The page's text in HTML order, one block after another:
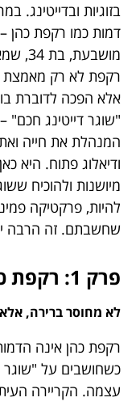
בזוגיות
דמות כמו רקפת כהן
רקפת לא רק מאמצת
אלא הפכה לדוברת
"שוגר דייטינג
המנהלת את חייה
ודיאלוג פתוח. היא
מיושנות ולהוכיח
להיות, פרקטיקה
שחשבתם. זה הרבה
פרק 1: רקפת כהן – אישה בעמדת כוח
לא מחוסר ברירה,
רקפת כהן אינה
כשחושבים על "שוגר
עצמה. הקריירה